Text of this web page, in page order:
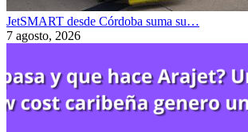
JetSMART desde Córdoba suma su…
7 agosto, 2026